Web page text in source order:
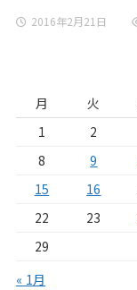
2016年2月21日
月
火
1
2
8
9
15
16
22
23
29
« 1月